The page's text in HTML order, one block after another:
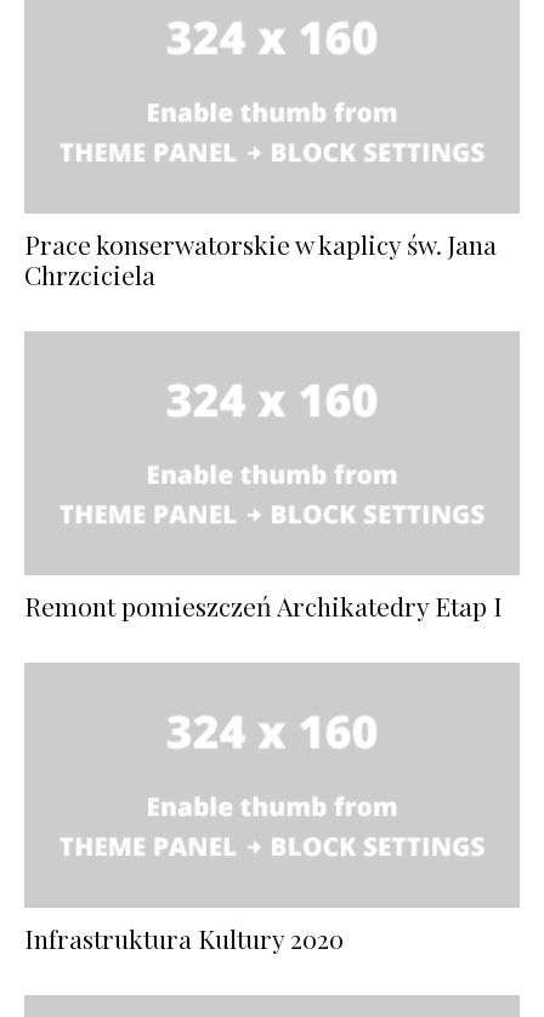
Prace konserwatorskie w kaplicy św. Jana
Chrzciciela
Remont pomieszczeń Archikatedry Etap I
Infrastruktura Kultury 2020